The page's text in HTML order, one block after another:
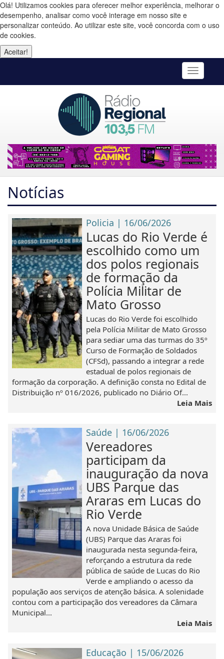
Olá! Utilizamos cookies para oferecer melhor experiência, melhorar o
desempenho, analisar como você interage em nosso site e
personalizar conteúdo. Ao utilizar este site, você concorda com o uso
de cookies.
Aceitar!
Toggle
Notícias
Policia | 16/06/2026
Lucas do Rio Verde é
escolhido como um
dos polos regionais
de formação da
Polícia Militar de
Mato Grosso
Lucas do Rio Verde foi escolhido
pela Polícia Militar de Mato Grosso
para sediar uma das turmas do 35º
Curso de Formação de Soldados
(CFSd), passando a integrar a rede
estadual de polos regionais de
formação da corporação. A definição consta no Edital de
Distribuição nº 016/2026, publicado no Diário Of...
Leia Mais
Saúde | 16/06/2026
Vereadores
participam da
inauguração da nova
UBS Parque das
Araras em Lucas do
Rio Verde
A nova Unidade Básica de Saúde
(UBS) Parque das Araras foi
inaugurada nesta segunda-feira,
reforçando a estrutura da rede
pública de saúde de Lucas do Rio
Verde e ampliando o acesso da
população aos serviços de atenção básica. A solenidade
contou com a participação dos vereadores da Câmara
Municipal...
Leia Mais
Educação | 15/06/2026